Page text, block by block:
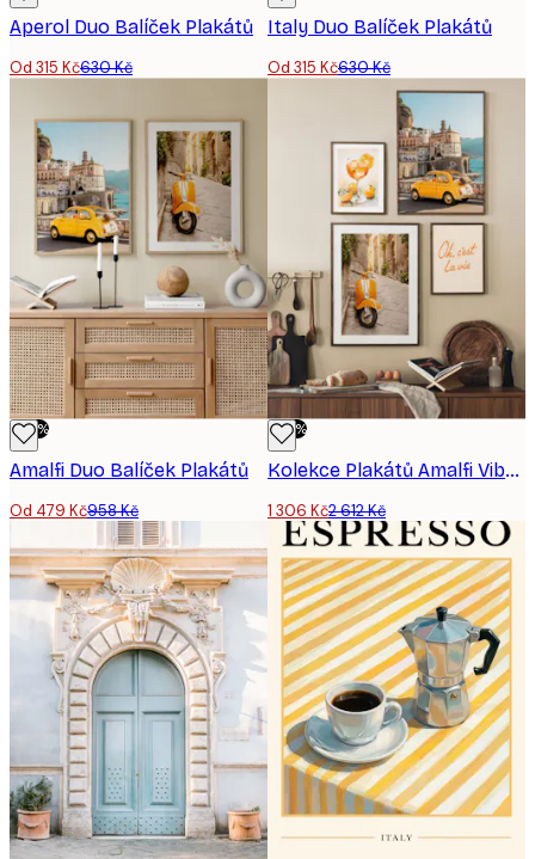
Aperol Duo​ Balíček Plakátů
Od 315 Kč630 Kč
Italy Duo​ Balíček Plakátů
Od 315 Kč630 Kč
-50%
Amalfi Duo​ Balíček Plakátů
Od 479 Kč958 Kč
-50%
Kolekce Plakátů Amalfi Vibes
1 306 Kč2 612 Kč